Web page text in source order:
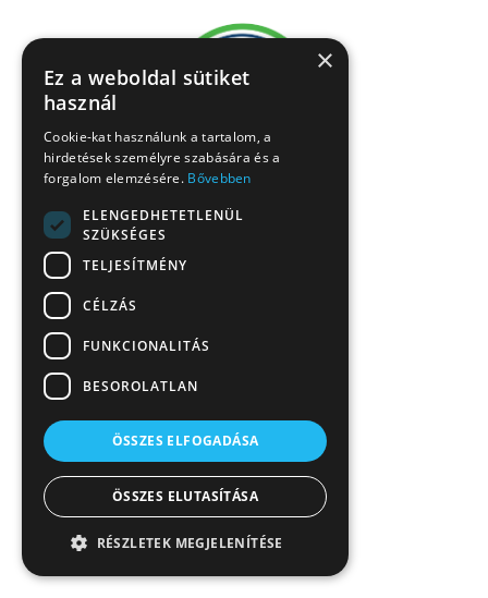
×
Ez a weboldal sütiket
használ
Cookie-kat használunk a tartalom, a
hirdetések személyre szabására és a
forgalom elemzésére. Bővebben
ELENGEDHETETLENÜL
SZÜKSÉGES
TELJESÍTMÉNY
CÉLZÁS
FUNKCIONALITÁS
BESOROLATLAN
ÖSSZES ELFOGADÁSA
ÖSSZES ELUTASÍTÁSA
RÉSZLETEK MEGJELENÍTÉSE